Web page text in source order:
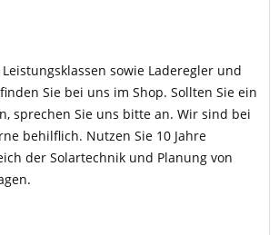
sowie Laderegler und
Sie bei uns im Shop. Sollten Sie ein
sprechen Sie uns bitte an. Wir sind bei
behilflich. Nutzen Sie 10 Jahre
der Solartechnik und Planung von